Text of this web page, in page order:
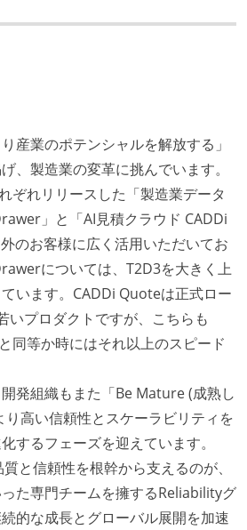
産業のポテンシャルを解放する」
、製造業の変革に挑んでいます。
ぞれリリースした「製造業データ
」と「AI見積クラウド CADDi
のお客様に広く活用いただいてお
については、T2D3を大きく上
います。CADDi Quoteは正式ロー
いプロダクトですが、こちらも
同等か時にはそれ以上のスピード
発組織もまた「Be Mature (成熟し
り高い信頼性とスケーラビリティを
するフェーズを迎えています。
と信頼性を根幹から支えるのが、
った専門チームを擁するReliabilityグ
的な成長とグローバル展開を加速